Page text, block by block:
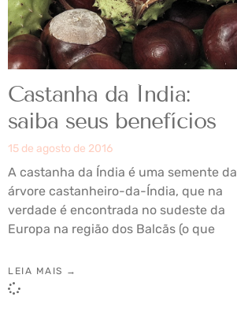
Castanha da Índia:
saiba seus benefícios
15 de agosto de 2016
A castanha da Índia é uma semente da
árvore castanheiro-da-Índia, que na
verdade é encontrada no sudeste da
Europa na região dos Balcãs (o que
LEIA MAIS →